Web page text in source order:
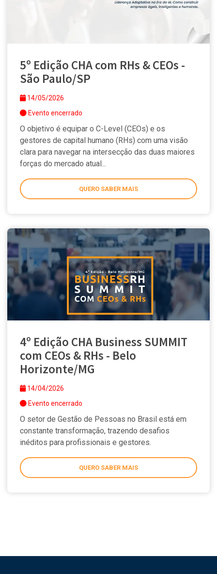
5º Edição CHA com RHs & CEOs -
São Paulo/SP
14/05/2026
Evento encerrado
O objetivo é equipar o C-Level (CEOs) e os
gestores de capital humano (RHs) com uma visão
clara para navegar na intersecção das duas maiores
forças do mercado atual...
QUERO SABER MAIS
4º Edição CHA Business SUMMIT
com CEOs & RHs - Belo
Horizonte/MG
14/04/2026
Evento encerrado
O setor de Gestão de Pessoas no Brasil está em
constante transformação, trazendo desafios
inéditos para profissionais e gestores.
QUERO SABER MAIS